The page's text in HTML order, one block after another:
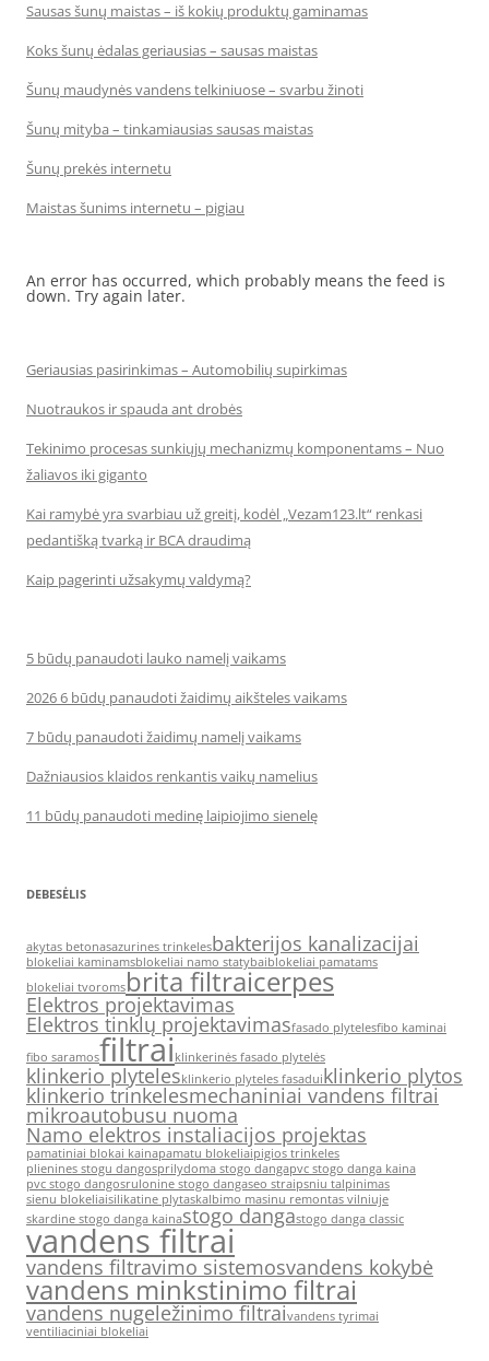
Sausas šunų maistas – iš kokių produktų gaminamas
Koks šunų ėdalas geriausias – sausas maistas
Šunų maudynės vandens telkiniuose – svarbu žinoti
Šunų mityba – tinkamiausias sausas maistas
Šunų prekės internetu
Maistas šunims internetu – pigiau
An error has occurred, which probably means the feed is
down. Try again later.
Geriausias pasirinkimas – Automobilių supirkimas
Nuotraukos ir spauda ant drobės
Tekinimo procesas sunkiųjų mechanizmų komponentams – Nuo
žaliavos iki giganto
Kai ramybė yra svarbiau už greitį, kodėl „Vezam123.lt“ renkasi
pedantišką tvarką ir BCA draudimą
Kaip pagerinti užsakymų valdymą?
5 būdų panaudoti lauko namelį vaikams
2026 6 būdų panaudoti žaidimų aikšteles vaikams
7 būdų panaudoti žaidimų namelį vaikams
Dažniausios klaidos renkantis vaikų namelius
11 būdų panaudoti medinę laipiojimo sienelę
DEBESĖLIS
akytas betonasazurines trinkelesbakterijos kanalizacijai
blokeliai kaminamsblokeliai namo statybaiblokeliai pamatams
blokeliai tvoromsbrita filtraicerpes
Elektros projektavimas
Elektros tinklų projektavimasfasado plytelesfibo kaminai
fibo saramosfiltrai klinkerinės fasado plytelės
klinkerio plytelesklinkerio plyteles fasaduiklinkerio plytos
klinkerio trinkelesmechaniniai vandens filtrai
mikroautobusu nuoma
Namo elektros instaliacijos projektas
pamatiniai blokai kainapamatu blokeliaipigios trinkeles
plienines stogu dangosprilydoma stogo dangapvc stogo danga kaina
pvc stogo dangosrulonine stogo dangaseo straipsniu talpinimas
sienu blokeliaisilikatine plytaskalbimo masinu remontas vilniuje
skardine stogo danga kainastogo dangastogo danga classic
vandens filtrai
vandens filtravimo sistemosvandens kokybė
vandens minkstinimo filtrai
vandens nugeležinimo filtraivandens tyrimai
ventiliaciniai blokeliai